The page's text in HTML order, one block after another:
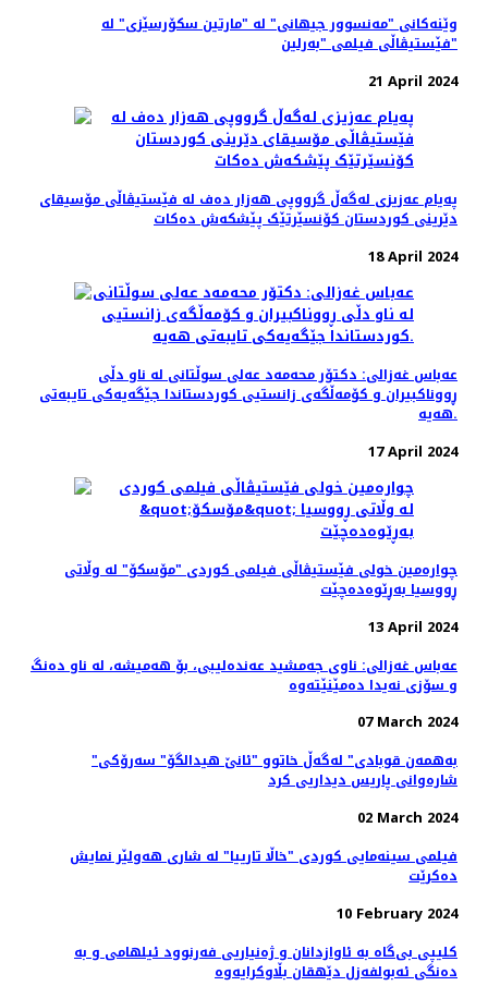
وێنەکانی "مەنسوور جیهانی" له‌ "مارتین سکۆرسێزی" لە
فێستیڤاڵی فیلمی "بەرلین"
21 April 2024
پەیام عەزیزی لەگەڵ گرووپی هەزار دەف لە فێستیڤاڵی مۆسیقای
دێرینی کوردستان کۆنسێرتێک پێشکەش دەکات
18 April 2024
عه‌باس غه‌زالی: دکتۆر محەمەد عەلی سوڵتانی لە ناو دڵی
ڕووناکبیران و کۆمەڵگەی زانستیی کوردستاندا جێگەیەکی تایبەتی
هەیە.
17 April 2024
چواره‌مین خولی فێستیڤاڵی فیلمی کوردی "مۆسکۆ" لە وڵاتی
ڕووسیا بەڕێوەده‌چێت
13 April 2024
عەباس غەزالی: ناوی جەمشید عەندەلیبی، بۆ هەمیشە، لە ناو دەنگ
و سۆزی نەیدا دەمێنێتەوە
07 March 2024
"به‌همه‌ن قوبادی" له‌گه‌ڵ خاتوو "ئانێ هیدالگۆ" سه‌رۆکی
شاره‌وانی پاریس دیداریی کرد
02 March 2024
فیلمی سینه‌مایی کوردی "خاڵا تارییا" لە شاری هه‌ولێر نمایش
ده‌کرێت
10 February 2024
کلیپی بی‌گاە بە ئاوازدانان و ژه‌نیاریی فه‌رنوود ئیلهامی و به‌
دەنگی ئەبولفەزل دێهقان بڵاوکرایەوە